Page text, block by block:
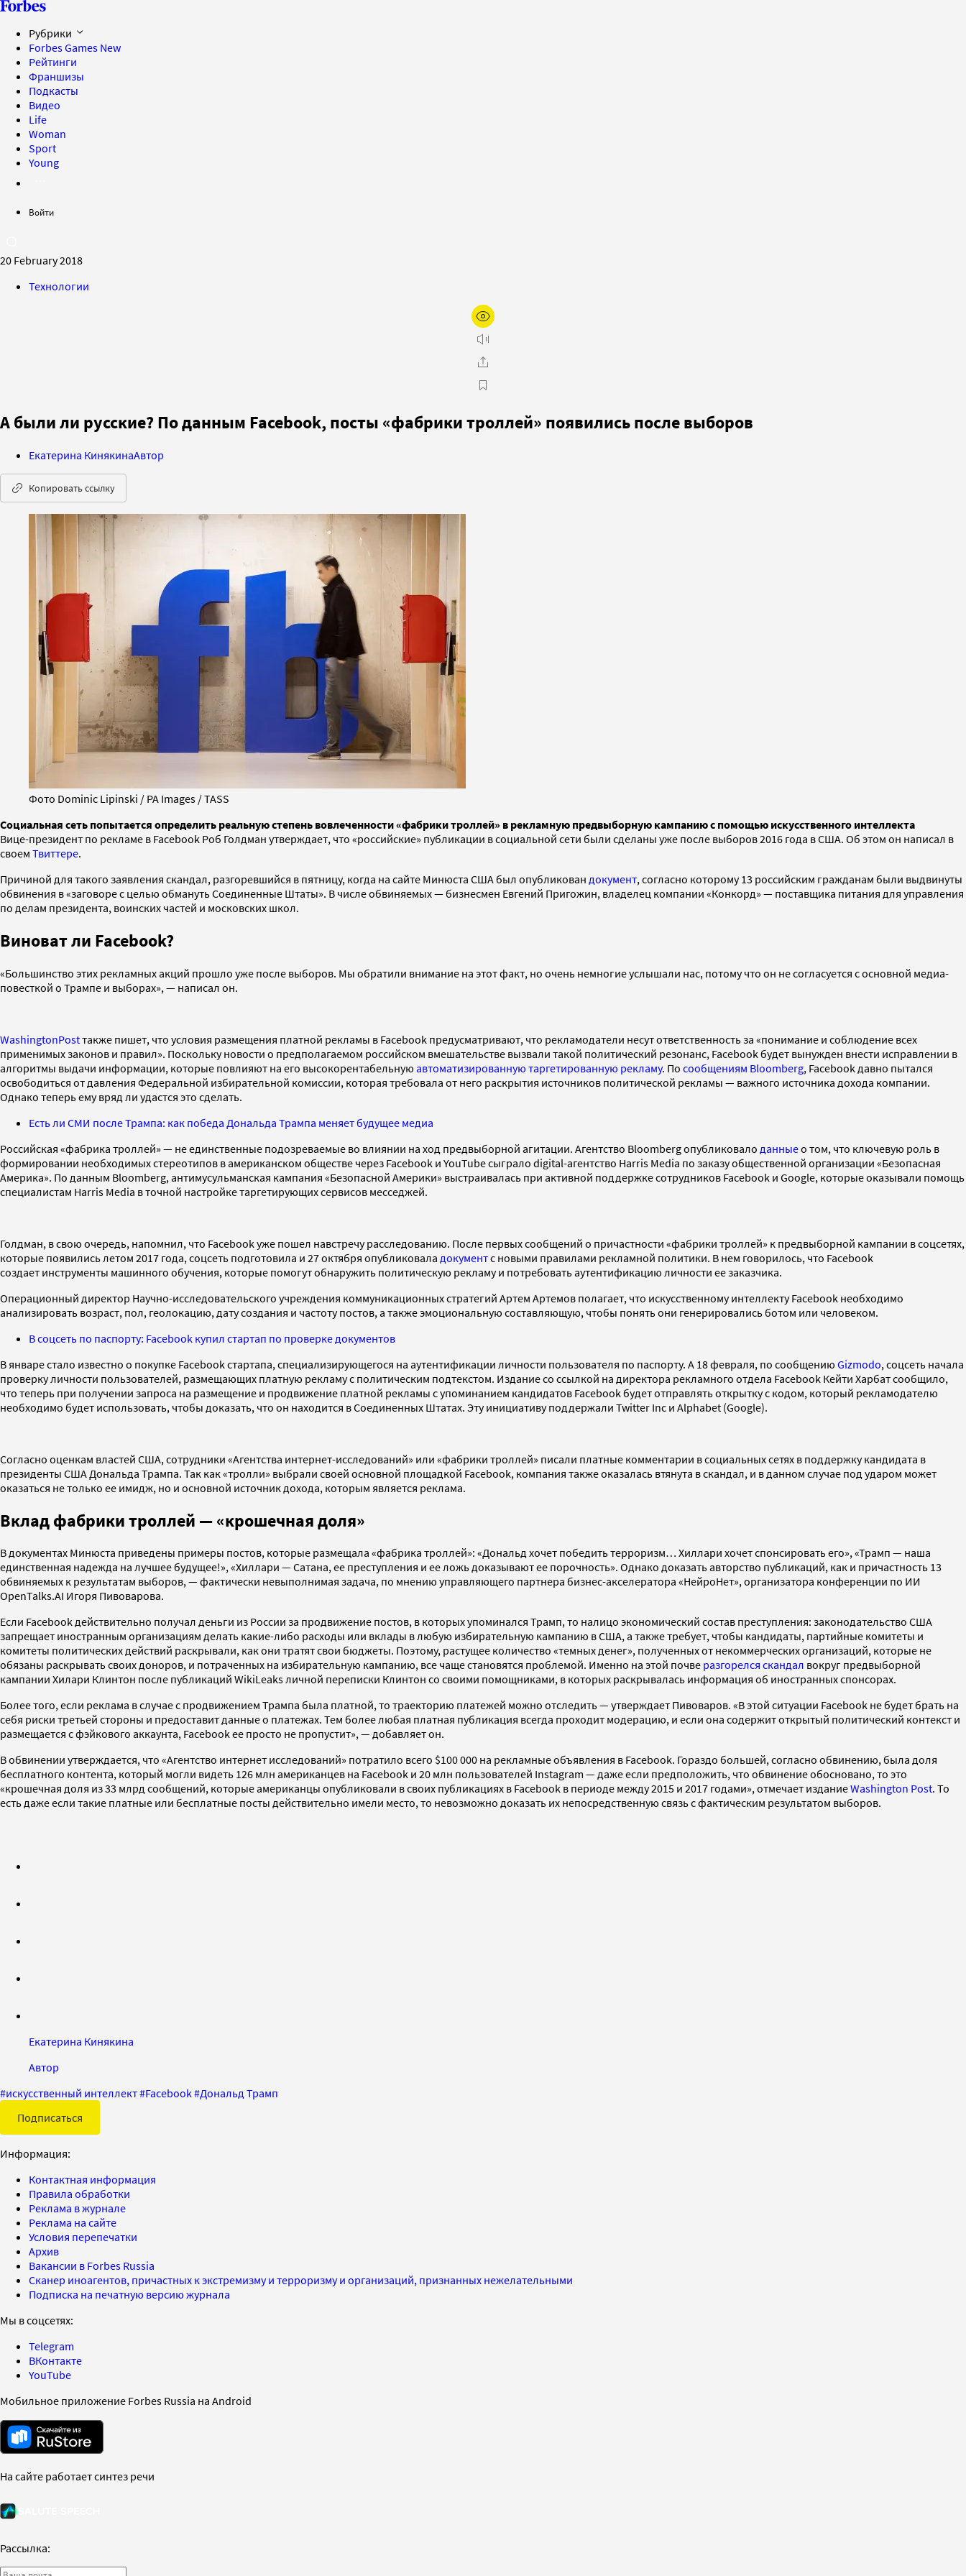
Рубрики
Forbes Games New
Рейтинги
Франшизы
Подкасты
Видео
Life
Woman
Sport
Young
Войти
20 February 2018
Технологии
А были ли русские? По данным Facebook, посты «фабрики троллей» появились после выборов
Екатерина КинякинаАвтор
Копировать ссылку
Фото Dominic Lipinski / PA Images / TASS
Социальная сеть попытается определить реальную степень вовлеченности «фабрики троллей» в рекламную предвыборную кампанию с помощью искусственного интеллекта
Вице-президент по рекламе в Facebook Роб Голдман утверждает, что «российские» публикации в социальной сети были сделаны уже после выборов 2016 года в США. Об этом он написал в
своем Твиттере.
Причиной для такого заявления скандал, разгоревшийся в пятницу, когда на сайте Минюста США был опубликован документ, согласно которому 13 российским гражданам были выдвинуты
обвинения в «заговоре с целью обмануть Соединенные Штаты». В числе обвиняемых — бизнесмен Евгений Пригожин, владелец компании «Конкорд» — поставщика питания для управления
по делам президента, воинских частей и московских школ.
Виноват ли Facebook?
«Большинство этих рекламных акций прошло уже после выборов. Мы обратили внимание на этот факт, но очень немногие услышали нас, потому что он не согласуется с основной медиа-
повесткой о Трампе и выборах», — написал он.
WashingtonPostтакже пишет, что условия размещения платной рекламы в Facebook предусматривают, что рекламодатели несут ответственность за «понимание и соблюдение всех
применимых законов и правил». Поскольку новости о предполагаемом российском вмешательстве вызвали такой политический резонанс, Facebook будет вынужден внести исправлении в
алгоритмы выдачи информации, которые повлияют на его высокорентабельную автоматизированную таргетированную рекламу. По сообщениям Bloomberg, Facebook давно пытался
освободиться от давления Федеральной избирательной комиссии, которая требовала от него раскрытия источников политической рекламы — важного источника дохода компании.
Однако теперь ему вряд ли удастся это сделать.
Есть ли СМИ после Трампа: как победа Дональда Трампа меняет будущее медиа
Российская «фабрика троллей» — не единственные подозреваемые во влиянии на ход предвыборной агитации. Агентство Bloomberg опубликовало данныео том, что ключевую роль в
формировании необходимых стереотипов в американском обществе через Facebook и YouTube сыграло digital-агентство Harris Media по заказу общественной организации «Безопасная
Америка». По данным Bloomberg, антимусульманская кампания «Безопасной Америки» выстраивалась при активной поддержке сотрудников Facebook и Google, которые оказывали помощь
специалистам Harris Media в точной настройке таргетирующих сервисов месседжей.
Голдман, в свою очередь, напомнил, что Facebook уже пошел навстречу расследованию. После первых сообщений о причастности «фабрики троллей» к предвыборной кампании в соцсетях,
которые появились летом 2017 года, соцсеть подготовила и 27 октября опубликовала документс новыми правилами рекламной политики. В нем говорилось, что Facebook
создает инструменты машинного обучения, которые помогут обнаружить политическую рекламу и потребовать аутентификацию личности ее заказчика.
Операционный директор Научно-исследовательского учреждения коммуникационных стратегий Артем Артемов полагает, что искусственному интеллекту Facebook необходимо
анализировать возраст, пол, геолокацию, дату создания и частоту постов, а также эмоциональную составляющую, чтобы понять они генерировались ботом или человеком.
В соцсеть по паспорту: Facebook купил стартап по проверке документов
В январе стало известно о покупке Facebook стартапа, специализирующегося на аутентификации личности пользователя по паспорту. А 18 февраля, по сообщению Gizmodo, соцсеть начала
проверку личности пользователей, размещающих платную рекламу с политическим подтекстом. Издание со ссылкой на директора рекламного отдела Facebook Кейти Харбат сообщило,
что теперь при получении запроса на размещение и продвижение платной рекламы с упоминанием кандидатов Facebook будет отправлять открытку с кодом, который рекламодателю
необходимо будет использовать, чтобы доказать, что он находится в Соединенных Штатах. Эту инициативу поддержали Twitter Inc и Alphabet (Google).
Согласно оценкам властей США, сотрудники «Агентства интернет-исследований» или «фабрики троллей» писали платные комментарии в социальных сетях в поддержку кандидата в
президенты США Дональда Трампа. Так как «тролли» выбрали своей основной площадкой Facebook, компания также оказалась втянута в скандал, и в данном случае под ударом может
оказаться не только ее имидж, но и основной источник дохода, которым является реклама.
Вклад фабрики троллей — «крошечная доля»
В документах Минюста приведены примеры постов, которые размещала «фабрика троллей»: «Дональд хочет победить терроризм… Хиллари хочет спонсировать его», «Трамп — наша
единственная надежда на лучшее будущее!», «Хиллари — Сатана, ее преступления и ее ложь доказывают ее порочность». Однако доказать авторство публикаций, как и причастность 13
обвиняемых к результатам выборов, — фактически невыполнимая задача, по мнению управляющего партнера бизнес-акселератора «НейроНет», организатора конференции по ИИ
OpenTalks.AI Игоря Пивоварова.
Если Facebook действительно получал деньги из России за продвижение постов, в которых упоминался Трамп, то налицо экономический состав преступления: законодательство США
запрещает иностранным организациям делать какие-либо расходы или вклады в любую избирательную кампанию в США, а также требует, чтобы кандидаты, партийные комитеты и
комитеты политических действий раскрывали, как они тратят свои бюджеты. Поэтому, растущее количество «темных денег», полученных от некоммерческих организаций, которые не
обязаны раскрывать своих доноров, и потраченных на избирательную кампанию, все чаще становятся проблемой. Именно на этой почве разгорелся скандал вокруг предвыборной
кампании Хилари Клинтон после публикаций WikiLeaks личной переписки Клинтон со своими помощниками, в которых раскрывалась информация об иностранных спонсорах.
Более того, если реклама в случае с продвижением Трампа была платной, то траекторию платежей можно отследить — утверждает Пивоваров. «В этой ситуации Facebook не будет брать на
себя риски третьей стороны и предоставит данные о платежах. Тем более любая платная публикация всегда проходит модерацию, и если она содержит открытый политический контекст и
размещается с фэйкового аккаунта, Facebook ее просто не пропустит», — добавляет он.
В обвинении утверждается, что «Агентство интернет исследований» потратило всего $100 000 на рекламные объявления в Facebook. Гораздо большей, согласно обвинению, была доля
бесплатного контента, который могли видеть 126 млн американцев на Facebook и 20 млн пользователей Instagram — даже если предположить, что обвинение обосновано, то это
«крошечная доля из 33 млрд сообщений, которые американцы опубликовали в своих публикациях в Facebook в периоде между 2015 и 2017 годами», отмечает изданиеWashington Post. То
есть даже если такие платные или бесплатные посты действительно имели место, то невозможно доказать их непосредственную связь с фактическим результатом выборов.
Екатерина Кинякина
Автор
#искусственный интеллект#Facebook#Дональд Трамп
Подписаться
Информация:
Контактная информация
Правила обработки
Реклама в журнале
Реклама на сайте
Условия перепечатки
Архив
Вакансии в Forbes Russia
Сканер иноагентов, причастных к экстремизму и терроризму и организаций, признанных нежелательными
Подписка на печатную версию журнала
Мы в соцсетях:
Telegram
ВКонтакте
YouTube
Мобильное приложение Forbes Russia на Android
На сайте работает синтез речи
Рассылка: